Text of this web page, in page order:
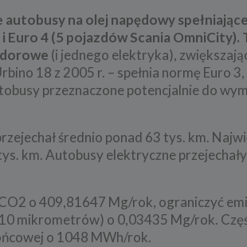
na olej napędowy
Euro 4 (5 pojazdów Scania
(i jednego elektryka),
18 z 2005 r. – spełnia normę Euro
przeznaczone potencjalnie do
średnio ponad 63 tys. km.
km. Autobusy elektryczne
o 409,81647 Mg/rok, ograniczyć
mikrometrów) o 0,03435 Mg/rok.
o 1048 MWh/rok.